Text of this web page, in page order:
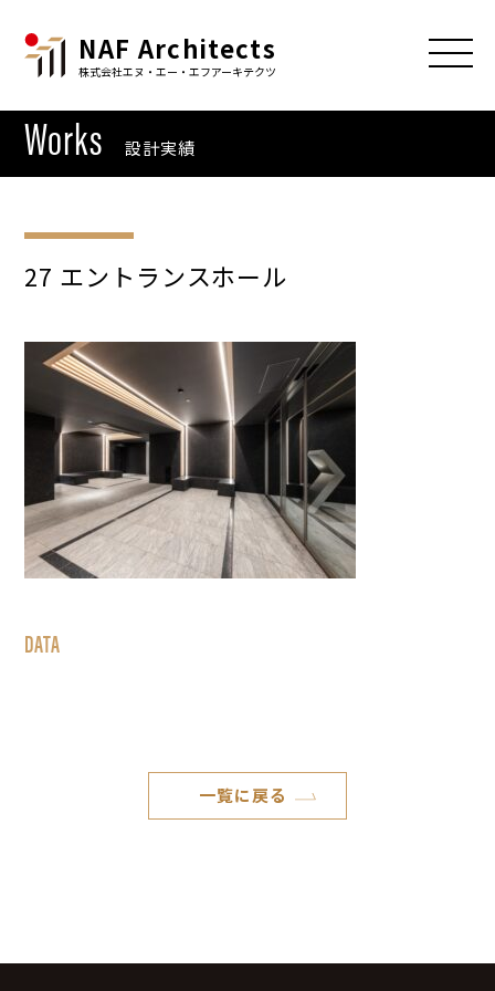
NAF Architects
株式会社エヌ・エー・エフアーキテクツ
Works 設計実績
27 エントランスホール
DATA
一覧に戻る